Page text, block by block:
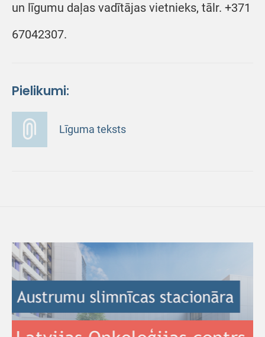
un līgumu daļas vadītājas vietnieks, tālr. +371
67042307.
Pielikumi:
Līguma teksts